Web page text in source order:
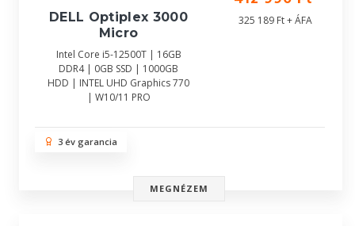
DELL Optiplex 3000
Micro
Intel Core i5-12500T | 16GB
DDR4 | 0GB SSD | 1000GB
HDD | INTEL UHD Graphics 770
| W10/11 PRO
325 189 Ft + ÁFA
3 év garancia
MEGNÉZEM